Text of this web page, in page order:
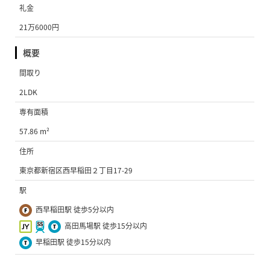
礼金
21万6000円
概要
間取り
2LDK
専有面積
57.86 m²
住所
東京都新宿区西早稲田２丁目17-29
駅
西早稲田駅 徒歩5分以内
高田馬場駅 徒歩15分以内
早稲田駅 徒歩15分以内